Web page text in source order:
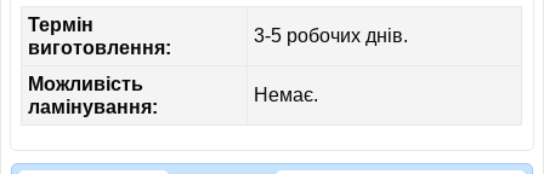
Термін
виготовлення:
3-5 робочих днів.
Можливість
ламінування:
Немає.